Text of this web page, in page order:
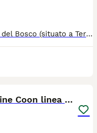
L'allevamento amatoriale Custodi del Bosco (situato a Terranuova Bracciolini, Arezzo) è lieto di annunciare la nascita di due splendide cucciolate di Maine Coon! I piccoli saranno pronti per raggiungere le loro nuove famiglie a partire da settembre. I nostri cuccioli crescono in un ambiente familiare, circondati da amore e attenzioni, per garantire un carattere equilibrato, socievole e affettuoso. Cosa include la cessione del cucciolo: Pedigree AFEF Microchip già inserito e registrazione all'anagrafe felina Ciclo di vaccinazioni e sverminazioni effettuati. Libretto sanitario Test genetici dei genitori Nota sulle foto: i cuccioli contrassegnati con una X sono già stati prenotati e non sono più disponibili. Ci troviamo a Terranuova Bracciolini (AR), in Toscana. Se vuoi venire a conoscerli o desideri ricevere maggiori informazioni, foto e video dei singoli cuccioli, non esitare a contattarci! Saremo felici di trovare la famiglia perfetta per ognuno dei nostri "Custodi del Bosco".
Meravigliose cucciole di Maine Coon linea russa